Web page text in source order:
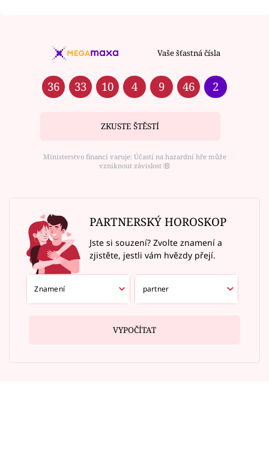
Vaše šťastná čísla
36 33 10 4 9 46 2
ZKUSTE ŠTĚSTÍ
Ministerstvo financí varuje: Účastí na hazardní hře může
vzniknout závislost ⑱
PARTNERSKÝ HOROSKOP
Jste si souzení? Zvolte znamení a
zjistěte, jestli vám hvězdy přejí.
VYPOČÍTAT